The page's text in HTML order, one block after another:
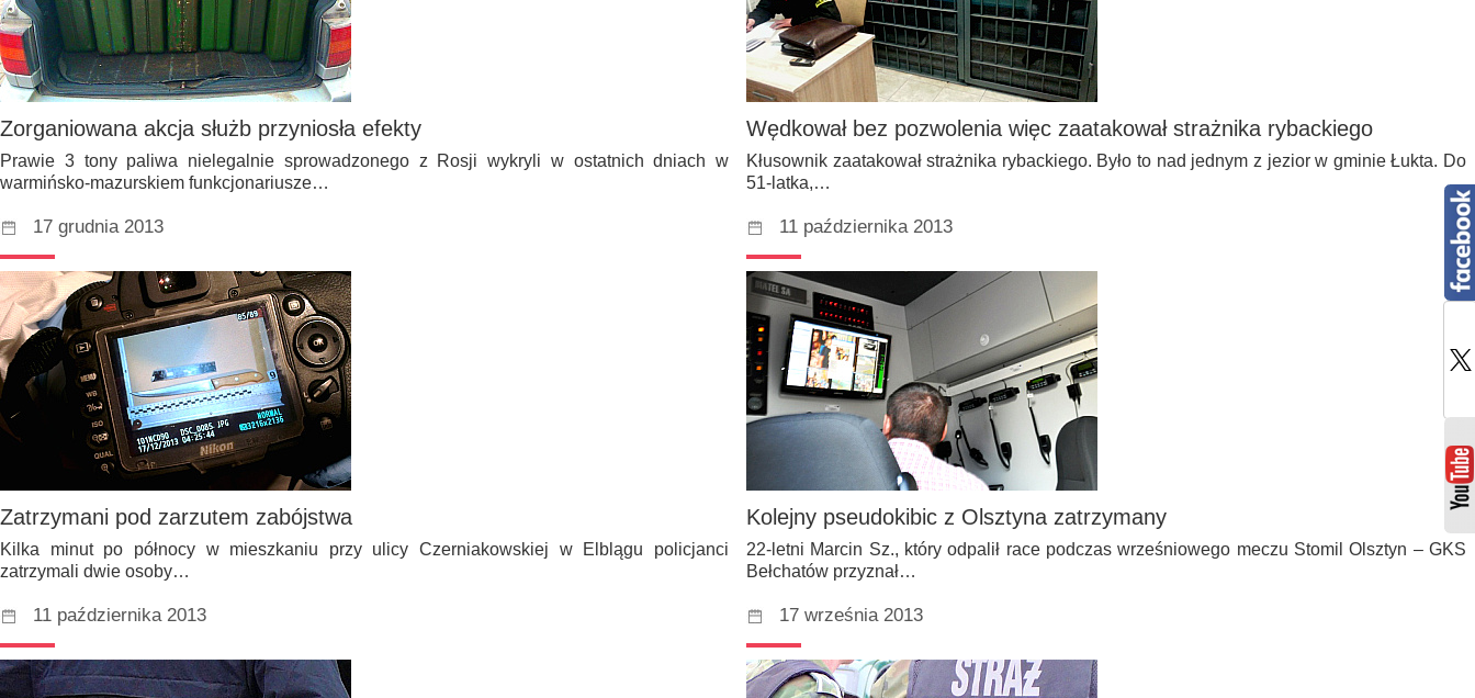
Zorganiowana akcja służb przyniosła efekty
Prawie 3 tony paliwa nielegalnie sprowadzonego z Rosji wykryli w ostatnich dniach w
warmińsko-mazurskiem funkcjonariusze…
Wędkował bez pozwolenia więc zaatakował strażnika rybackiego
Kłusownik zaatakował strażnika rybackiego. Było to nad jednym z jezior w gminie Łukta. Do
51-latka,…
17 grudnia 2013
Zatrzymani pod zarzutem zabójstwa
Kilka minut po północy w mieszkaniu przy ulicy Czerniakowskiej w Elblągu policjanci
zatrzymali dwie osoby…
11 października 2013
Kolejny pseudokibic z Olsztyna zatrzymany
22-letni Marcin Sz., który odpalił race podczas wrześniowego meczu Stomil Olsztyn – GKS
Bełchatów przyznał…
11 października 2013 17 września 2013